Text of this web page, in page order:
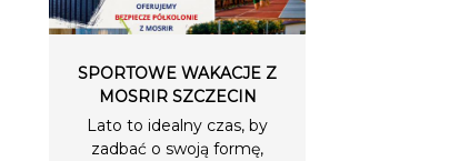
SPORTOWE WAKACJE Z
MOSRIR SZCZECIN
Lato to idealny czas, by
zadbać o swoją formę,